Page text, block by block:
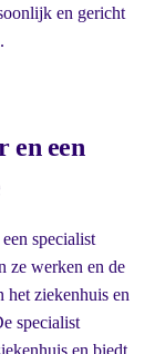
en gericht
en een
specialist
ze werken en de
het ziekenhuis en
specialist